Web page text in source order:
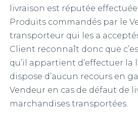
livraison est réputée
Produits commandés par le
transporteur qui les a
Client reconnaît donc que
qu’il appartient d’effectuer la
dispose d’aucun recours en
Vendeur en cas de défaut de
marchandises transportées.